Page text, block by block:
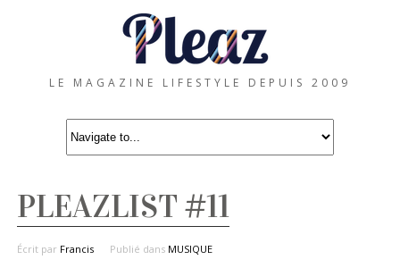
LE MAGAZINE LIFESTYLE DEPUIS 2009
PLEAZLIST #11
Écrit par Francis Publié dans MUSIQUE